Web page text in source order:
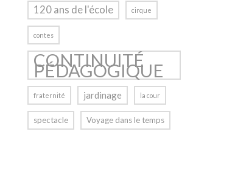
120 ans de l'école cirque
contes
CONTINUITÉ
PÉDAGOGIQUE
fraternité jardinage la cour
spectacle Voyage dans le temps